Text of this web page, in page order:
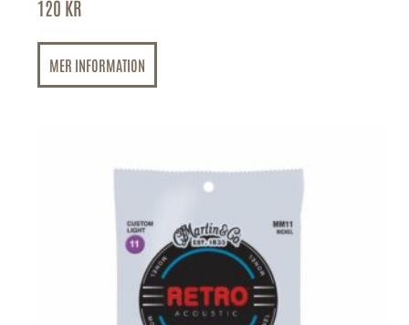
120 KR
MER INFORMATION